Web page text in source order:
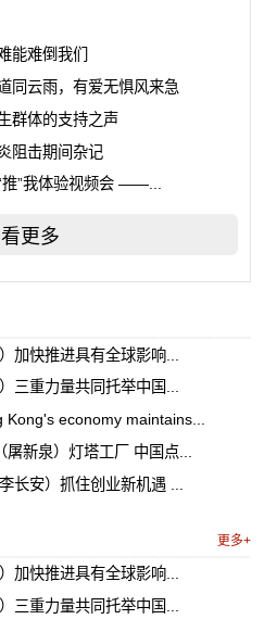
能难倒我们
同云雨，有爱无惧风来急
群体的支持之声
阻击期间杂记
推”我体验视频会 ——...
更多
加快推进具有全球影响...
三重力量共同托举中国...
Kong's economy maintains...
新泉）灯塔工厂 中国点...
长安）抓住创业新机遇 ...
更多+
加快推进具有全球影响...
三重力量共同托举中国...